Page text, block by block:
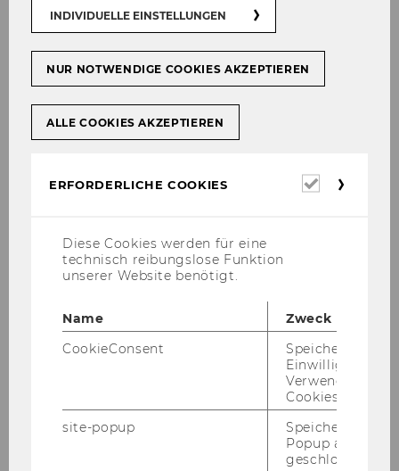
on the sui­ta­ble one he con­tacts the HR to set
up Pay­roll and to con­tact the In­ter­view­er and
HR team re­cei­ves the si­gned con­tract and the
pro­cess end by hi­ring the per­son at this level. If
on the other hand, the Ma­na­ger didn’t find a
the pro­cess re­peats its­elf at the stage to find
So­lu­ti­on
Business Process Model and Notation
INDIVIDUELLE EINSTELLUNGEN
NUR NOTWENDIGE COOKIES AKZEPTIEREN
ALLE COOKIES AKZEPTIEREN
ERFORDERLICHE COOKIES
Diese Cookies werden für eine
technisch reibungslose Funktion
unserer Website benötigt.
Name
Zweck
CookieConsent
Speichert Ihre
Einwilligung zur
Verwendung von
Cookies.
site-popup
Speichert ob ein
Popup
geschlossen